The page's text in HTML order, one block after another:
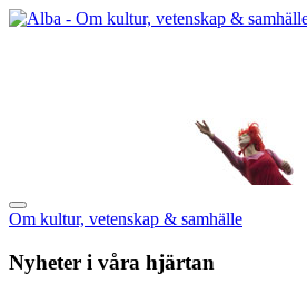
Om kultur, vetenskap & samhälle
Nyheter i våra hjärtan